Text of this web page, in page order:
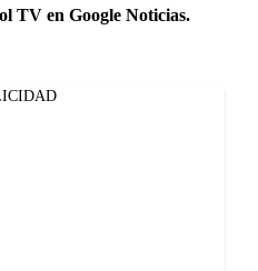
TV en Google Noticias.